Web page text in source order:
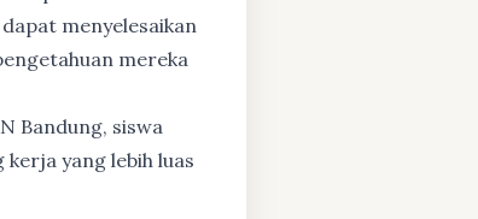
menyelesaikan
mereka
Bandung, siswa
yang lebih luas